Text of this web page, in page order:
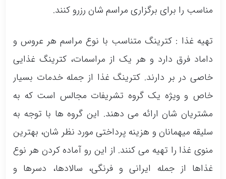
مناسب را برای برگزاری مراسم شان رزرو کنند.
تهیه غذا : کترینگ متناسب با نوع مراسم هر عروس و
داماد فرق دارد و هر یک از مراسمات، کترینگ غذایی
خاصی در بر دارند. کترینگ غذا از جمله خدمات بسیار
خاص و ویژه یک گروه تشریفات مجالس است که به
مشتریان شان ارائه می دهند. این گروه ها با توجه به
سلیقه میهمانان و هزینه پرداختی مورد نظر شان، بهترین
منوی غذا را تهیه می کنند. از این رو آماده کردن هر نوع
غذاها از جمله ایرانی و فرنگی، سالادها، دسرها و